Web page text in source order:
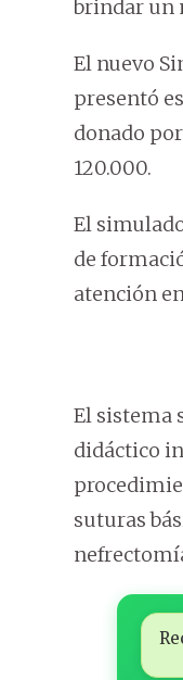
brindar un
El nuevo
presentó
donado
120.000.
El
de
atención
El sistema
didáctico
suturas